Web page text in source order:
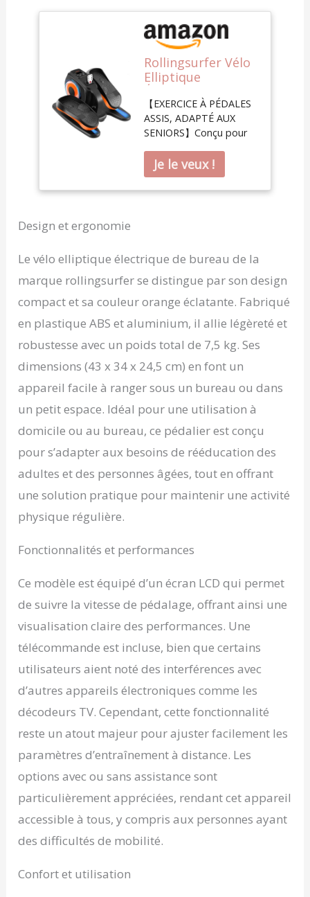
Rollingsurfer Vélo
Elliptique
Elliptique de
Bureau avec Écran
LCD et
Télécommande,
Portable Pédalier
Electrique
Rééducation de
【EXERCICE À PÉDALES
ASSIS, ADAPTÉ AUX
SENIORS】Conçu pour
sédentaires, notre
appareil elliptique
compact améliore la
exerciseur à pédale
optimal pour les seniors,
récupération et les
employés de bureau
AUTOMATIQUE ET
MANUEL 】Leg exercise
different modes "Auto
Mode" and "Manual
Mode". En mode
automatique (P1-P3), la
machine change
automatiquement le
sens et la vitesse de
rotation dans les 30
vitesse et le sens de
souhaitez dans les 30
minutes -- La pédale
tourne vers l'avant ou
vers l'arrière; il y a 5
niveaux de vitesse (01-
05) à choisir, allant de
1,5KM/h à 5,7KM/h.
【PÉDALE
ANTIDÉRAPANTE】
L'absorption des chocs
et les pédales
antidérapantes avec
particules flottantes
peuvent favoriser la
dans la plante des pieds
et améliorer la flexibilité
trajectoire de
Design et ergonomie
Le vélo elliptique électrique de bureau de la
marque rollingsurfer se distingue par son design
compact et sa couleur orange éclatante. Fabriqué
en plastique ABS et aluminium, il allie légèreté et
robustesse avec un poids total de 7,5 kg. Ses
dimensions (43 x 34 x 24,5 cm) en font un
appareil facile à ranger sous un bureau ou dans
un petit espace. Idéal pour une utilisation à
domicile ou au bureau, ce pédalier est conçu
pour s’adapter aux besoins de rééducation des
adultes et des personnes âgées, tout en offrant
une solution pratique pour maintenir une activité
physique régulière.
Fonctionnalités et performances
Ce modèle est équipé d’un écran LCD qui permet
de suivre la vitesse de pédalage, offrant ainsi une
visualisation claire des performances. Une
télécommande est incluse, bien que certains
utilisateurs aient noté des interférences avec
d’autres appareils électroniques comme les
décodeurs TV. Cependant, cette fonctionnalité
reste un atout majeur pour ajuster facilement les
paramètres d’entraînement à distance. Les
options avec ou sans assistance sont
particulièrement appréciées, rendant cet appareil
accessible à tous, y compris aux personnes ayant
des difficultés de mobilité.
Confort et utilisation